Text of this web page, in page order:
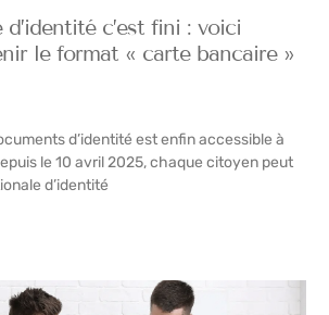
c’est fini : voici
le format « carte bancaire »
d’identité est enfin accessible à
le 10 avril 2025, chaque citoyen peut
d’identité